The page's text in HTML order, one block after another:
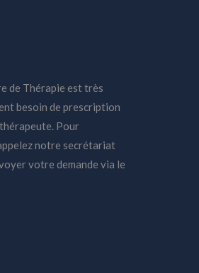
de Thérapie est très
besoin de prescription
Pour
notre secrétariat
votre demande via le